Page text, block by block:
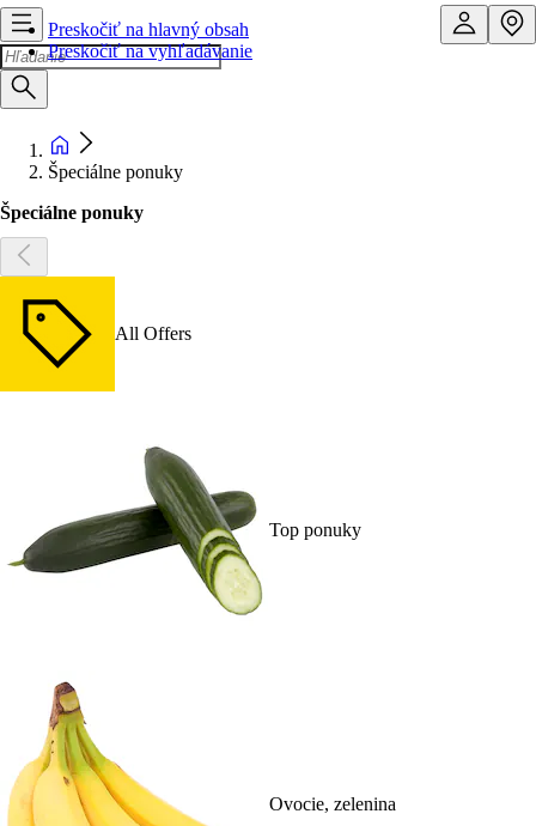
Preskočiť na hlavný obsah
Preskočiť na vyhľadávanie
Špeciálne ponuky
Špeciálne ponuky
All Offers
Top ponuky
Ovocie, zelenina